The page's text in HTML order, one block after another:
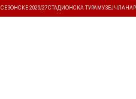
СЕЗОНСКЕ 2026/27СТАДИОНСКА ТУРА МУЗЕЈ